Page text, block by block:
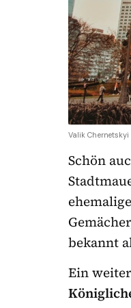
Valik Chernetskyi
Schön
bekannt
Ein